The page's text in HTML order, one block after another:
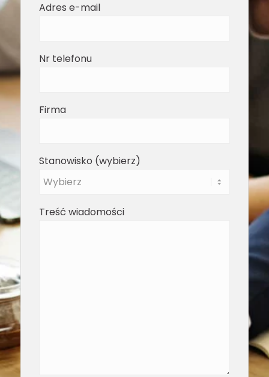
Adres e-mail
Nr telefonu
Firma
Stanowisko (wybierz)
Treść wiadomości